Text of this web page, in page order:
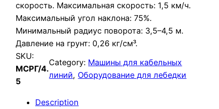
скорость. Максимальная скорость: 1,5 км/ч.
Максимальный угол наклона: 75%.
Минимальный радиус поворота: 3,5–4,5 м.
Давление на грунт: 0,26 кг/см³.
SKU:
МСРГ/4.
5
Category: Машины для кабельных
линий, Оборудование для лебедки
Description